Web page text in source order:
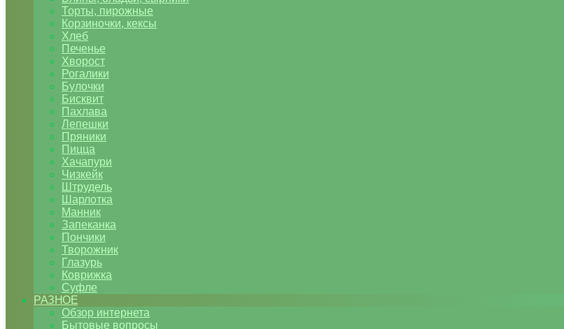
Торты, пирожные
Корзиночки, кексы
Хлеб
Печенье
Хворост
Рогалики
Булочки
Бисквит
Пахлава
Лепешки
Пряники
Пицца
Хачапури
Чизкейк
Штрудель
Шарлотка
Манник
Запеканка
Пончики
Творожник
Глазурь
Коврижка
Суфле
РАЗНОЕ
Обзор интернета
Бытовые вопросы